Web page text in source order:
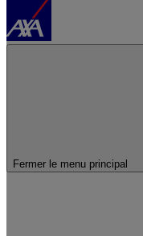
Fermer le menu principal